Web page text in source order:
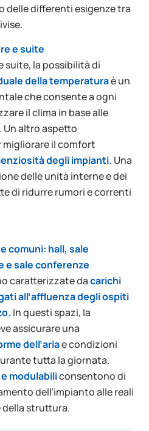
delle differenti esigenze tra
e suite
suite, la possibilità di
della temperaturaè un
che consente a ogni
il clima in base alle
Un altro aspetto
il comfort
degli impianti. Una
delle unità interne e dei
di ridurre rumori e correnti
comuni: hall, sale
e sale conferenze
caratterizzate dacarichi
all’affluenza degli ospiti
In questi spazi, la
assicurare una
dell’ariae condizioni
tutta la giornata.
modulabiliconsentono di
dell’impianto alle reali
della struttura.